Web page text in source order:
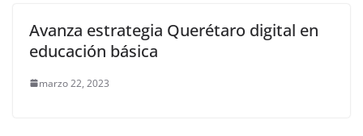
Avanza estrategia Querétaro digital en
educación básica
marzo 22, 2023